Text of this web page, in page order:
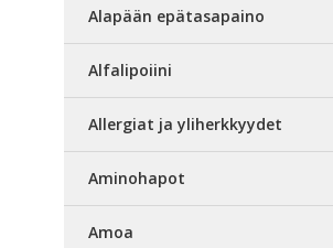
Alapään epätasapaino
Alfalipoiini
Allergiat ja yliherkkyydet
Aminohapot
Amoa